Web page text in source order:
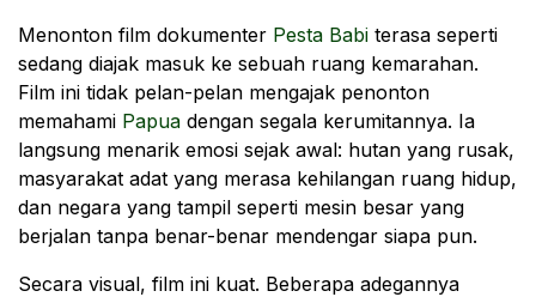
Menonton film dokumenter Pesta Babi terasa seperti
sedang diajak masuk ke sebuah ruang kemarahan.
Film ini tidak pelan-pelan mengajak penonton
memahami Papua dengan segala kerumitannya. Ia
langsung menarik emosi sejak awal: hutan yang rusak,
masyarakat adat yang merasa kehilangan ruang hidup,
dan negara yang tampil seperti mesin besar yang
berjalan tanpa benar-benar mendengar siapa pun.
Secara visual, film ini kuat. Beberapa adegannya